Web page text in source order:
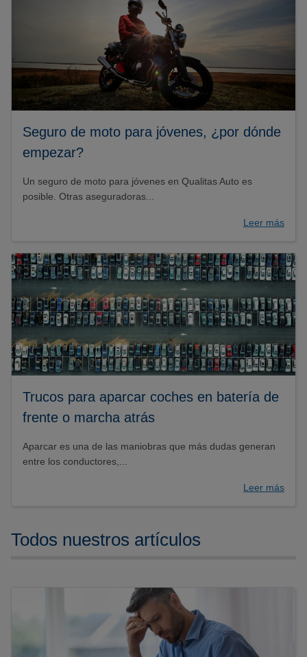
Seguro de moto para jóvenes, ¿por dónde
empezar?
Un seguro de moto para jóvenes en Qualitas Auto es
posible. Otras aseguradoras...
Leer más
Trucos para aparcar coches en batería de
frente o marcha atrás
Aparcar es una de las maniobras que más dudas generan
entre los conductores,...
Leer más
Todos nuestros artículos